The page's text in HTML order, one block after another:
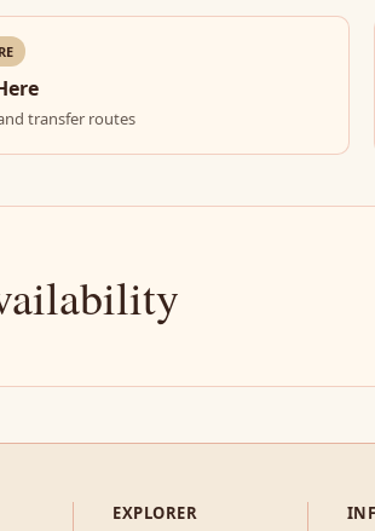
transfer routes
EXPLORER